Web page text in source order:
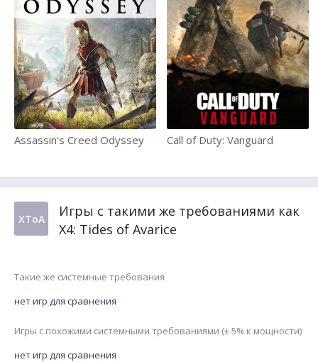
Assassin's Creed Odyssey Call of Duty: Vanguard
XToA
Игры с такими же требованиями как
X4: Tides of Avarice
Такие же системные требования
нет игр для сравнения
Игры с похожими системными требованиями (± 5% к мощности)
нет игр для сравнения